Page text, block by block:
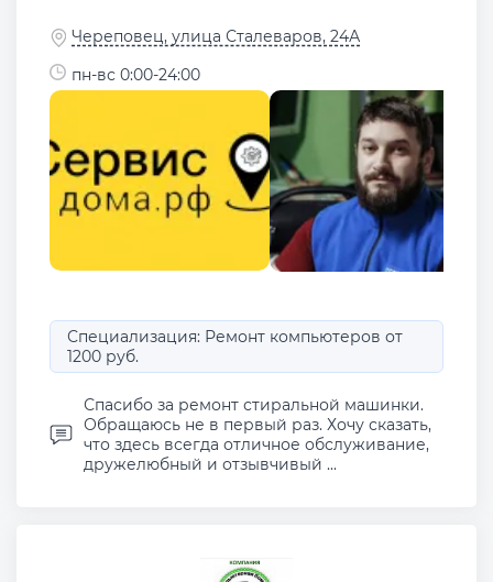
Череповец, улица Сталеваров, 24А
пн-вс 0:00-24:00
Специализация: Ремонт компьютеров от
1200 руб.
Спасибо за ремонт стиральной машинки.
Обращаюсь не в первый раз. Хочу сказать,
что здесь всегда отличное обслуживание,
дружелюбный и отзывчивый ...